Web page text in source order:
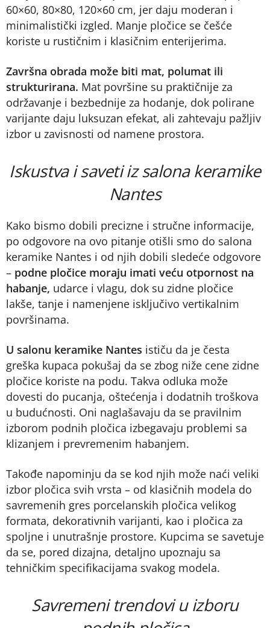
60×60, 80×80, 120×60 cm, jer daju moderan i
minimalistički izgled. Manje pločice se češće
koriste u rustičnim i klasičnim enterijerima.
Završna obrada može biti mat, polumat ili
strukturirana. Mat površine su praktičnije za
održavanje i bezbednije za hodanje, dok polirane
varijante daju luksuzan efekat, ali zahtevaju pažljiv
izbor u zavisnosti od namene prostora.
Iskustva i saveti iz salona keramike
Nantes
Kako bismo dobili precizne i stručne informacije,
po odgovore na ovo pitanje otišli smo do salona
keramike Nantes i od njih dobili sledeće odgovore
– podne pločice moraju imati veću otpornost na
habanje, udarce i vlagu, dok su zidne pločice
lakše, tanje i namenjene isključivo vertikalnim
površinama.
U salonu keramike Nantes ističu da je česta
greška kupaca pokušaj da se zbog niže cene zidne
pločice koriste na podu. Takva odluka može
dovesti do pucanja, oštećenja i dodatnih troškova
u budućnosti. Oni naglašavaju da se pravilnim
izborom podnih pločica izbegavaju problemi sa
klizanjem i prevremenim habanjem.
Takođe napominju da se kod njih može naći veliki
izbor pločica svih vrsta – od klasičnih modela do
savremenih gres porcelanskih pločica velikog
formata, dekorativnih varijanti, kao i pločica za
spoljne i unutrašnje prostore. Kupcima se savetuje
da se, pored dizajna, detaljno upoznaju sa
tehničkim specifikacijama svakog modela.
Savremeni trendovi u izboru